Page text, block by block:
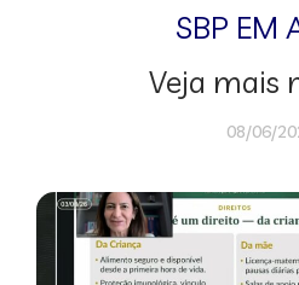
SBP EM
Veja mais
08/06/